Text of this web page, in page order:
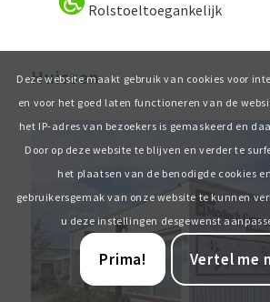
Rolstoeltoegankelijk
Huissen
Deze website maakt gebruik van cookies voor
en voor het goed laten functioneren van de
het IP-adres van bezoekers is gemaskeerd en
Door op deze website te blijven en verder te
het plaatsen van de benodigde cookies
gebruikersgemak van onze website te kunnen
u deze instellingen desgewenst
Prima! Vertel me